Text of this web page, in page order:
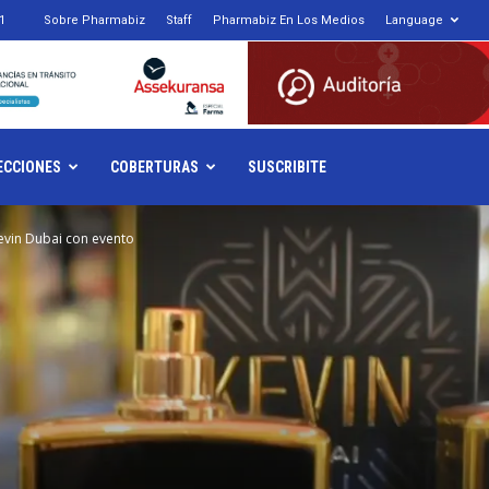
Sobre Pharmabiz Staff Pharmabiz En Los Medios Language
COBERTURAS SUSCRIBITE
Dubai con evento